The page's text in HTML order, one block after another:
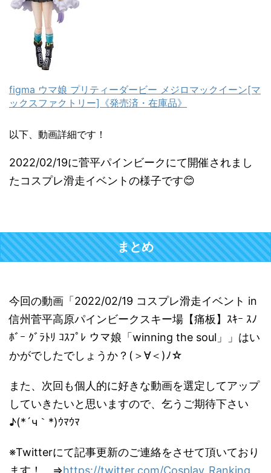
figma ウマ娘 プリティーダービー メジロマックイーン[マ
ックスファクトリー]《発売済・在庫品》
以下、動画詳細です！
2022/02/19に菅平パインビークにて開催されまし
たコスプレ滑走イベントの様子です😊
まとめ
今回の動画「2022/02/19 コスプレ滑走イベント in
信州菅平高原パインビークスキー場【痛板】ｽｷｰ ｽﾉ
ﾎﾞｰ ｸﾞﾗﾄﾘ ｺｽﾌﾟﾚ ウマ娘「winning the soul」」はい
かがでしたでしょうか？(＞∀＜)ﾉ☆
また、次回も個人的に好きな動画を選定してアップ
していきたいと思いますので、乞うご期待下さい
♪(*´ч｀*)ｳﾏｳﾏ
※Twitterにて記事更新のご連絡をさせて頂いており
ます！ ⇒https://twitter.com/Cosplay_Ranking